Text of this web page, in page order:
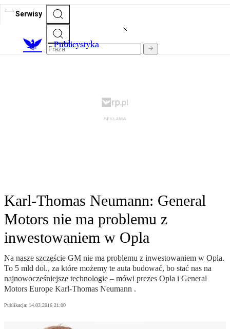
Serwisy
Publicystyka
Karl-Thomas Neumann: General
Motors nie ma problemu z
inwestowaniem w Opla
Na nasze szczęście GM nie ma problemu z inwestowaniem w Opla.
To 5 mld dol., za które możemy te auta budować, bo stać nas na
najnowocześniejsze technologie – mówi prezes Opla i General
Motors Europe Karl-Thomas Neumann .
Publikacja: 14.03.2016 21:00